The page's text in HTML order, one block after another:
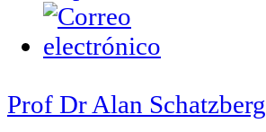
Prof Dr Alan Schatzberg